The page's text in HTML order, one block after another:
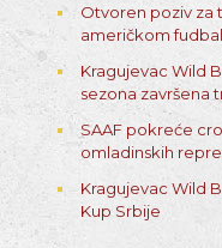
Otvoren poziv za
američkom
Kragujevac Wild
sezona završena
SAAF pokreće
omladinskih
Kragujevac Wild
Kup Srbije